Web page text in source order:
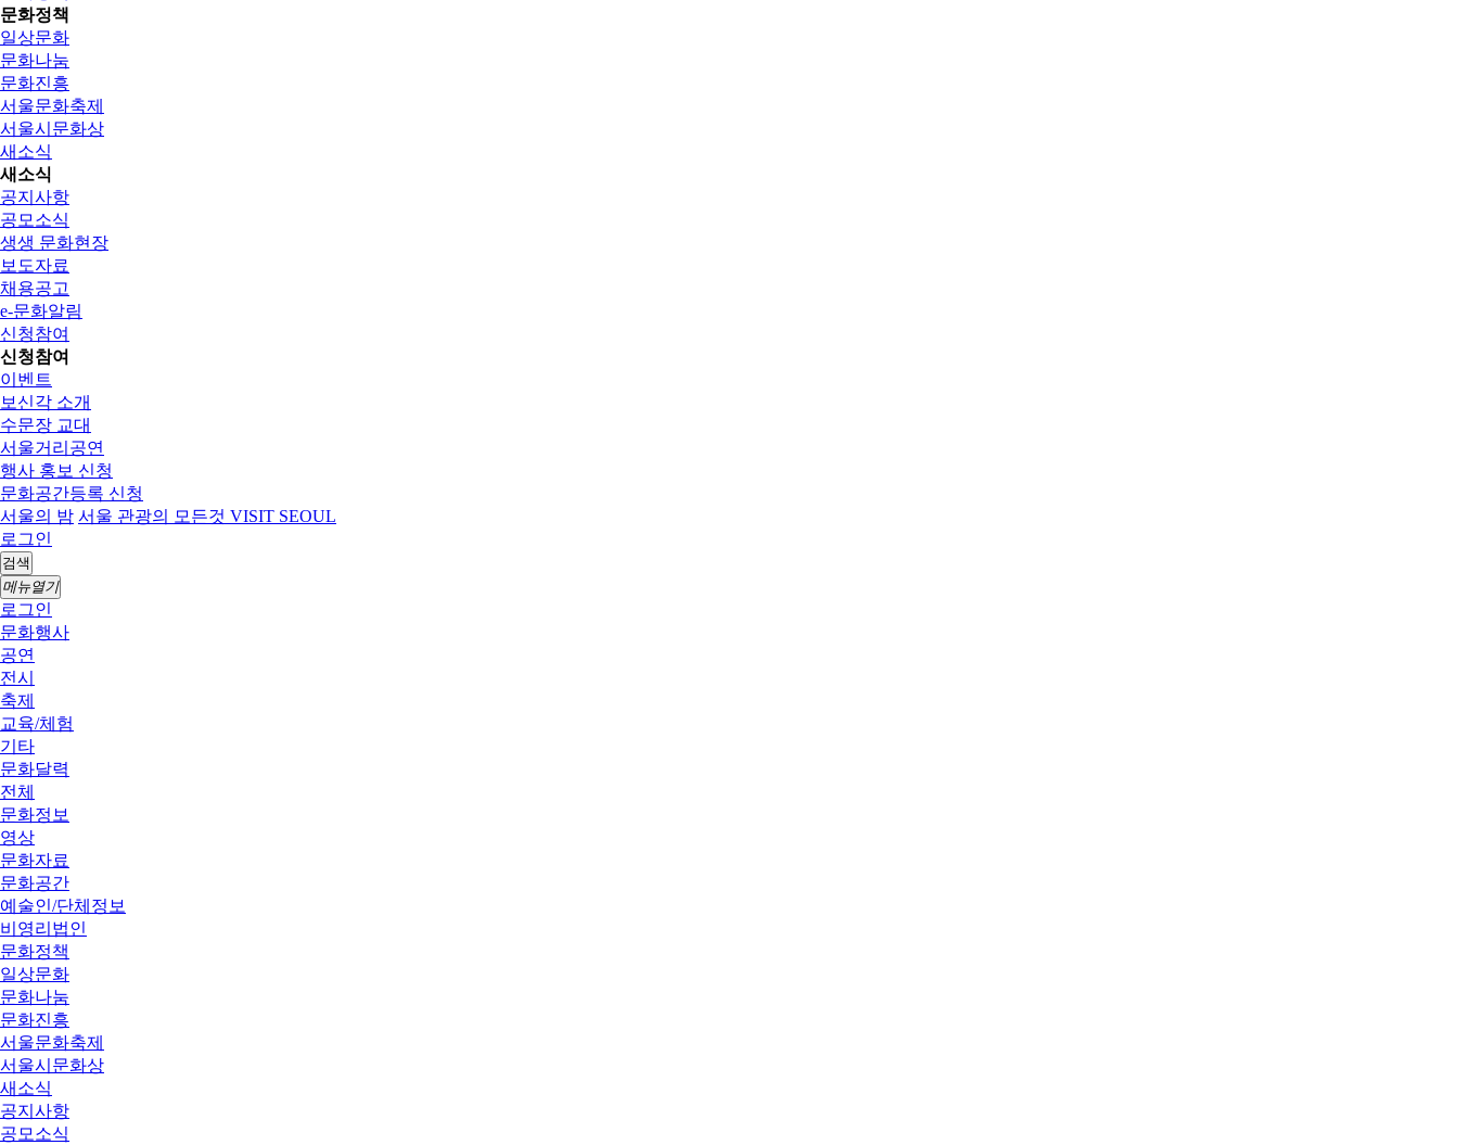
문화정책
일상문화
문화나눔
문화진흥
서울문화축제
서울시문화상
새소식
새소식
공지사항
공모소식
생생 문화현장
보도자료
채용공고
e-문화알림
신청참여
신청참여
이벤트
보신각 소개
수문장 교대
서울거리공연
행사 홍보 신청
문화공간등록 신청
서울의 밤 서울 관광의 모든것 VISIT SEOUL
로그인
검색
메뉴열기
로그인
문화행사
공연
전시
축제
교육/체험
기타
문화달력
전체
문화정보
영상
문화자료
문화공간
예술인/단체정보
비영리법인
문화정책
일상문화
문화나눔
문화진흥
서울문화축제
서울시문화상
새소식
공지사항
공모소식